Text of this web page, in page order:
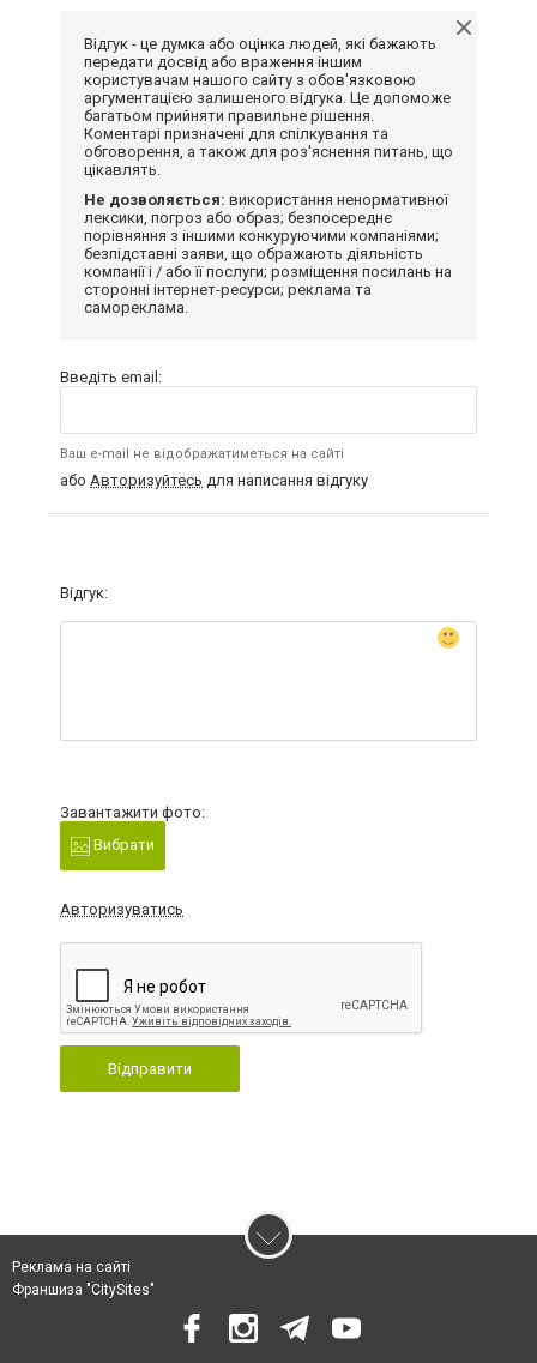
Відгук - це думка або оцінка людей, які бажають
передати досвід або враження іншим
користувачам нашого сайту з обов'язковою
аргументацією залишеного відгука. Це допоможе
багатьом прийняти правильне рішення.
Коментарі призначені для спілкування та
обговорення, а також для роз'яснення питань, що
цікавлять.
Не дозволяється: використання ненормативної
лексики, погроз або образ; безпосереднє
порівняння з іншими конкуруючими компаніями;
безпідставні заяви, що ображають діяльність
компанії і / або її послуги; розміщення посилань на
сторонні інтернет-ресурси; реклама та
самореклама.
Введіть email:
Ваш e-mail не відображатиметься на сайті
або Авторизуйтесь для написання відгуку
Відгук:
Завантажити фото:
Вибрати
Авторизуватись
Відправити
Реклама на сайті
Франшиза "CitySites"